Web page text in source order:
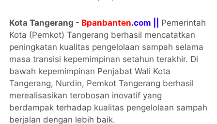
Kota Tangerang - Bpanbanten.com ||
Pemerintah
Kota (Pemkot) Tangerang berhasil mencatatkan
peningkatan kualitas pengelolaan sampah selama
masa transisi kepemimpinan setahun terakhir. Di
bawah kepemimpinan Penjabat Wali Kota
Tangerang, Nurdin, Pemkot Tangerang berhasil
merealisasikan terobosan inovatif yang
berdampak terhadap kualitas pengelolaan sampah
berjalan dengan lebih baik.